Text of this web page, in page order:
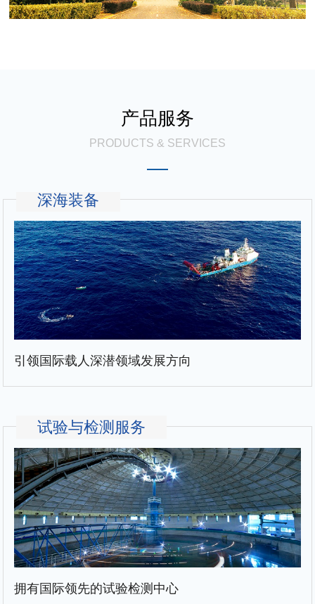
产品服务
PRODUCTS & SERVICES
深海装备
引领国际载人深潜领域发展方向
试验与检测服务
拥有国际领先的试验检测中心